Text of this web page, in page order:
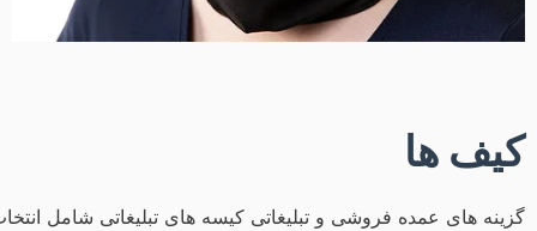
کیف ها
گزینه های عمده فروشی و تبلیغاتی کیسه های تبلیغاتی شامل